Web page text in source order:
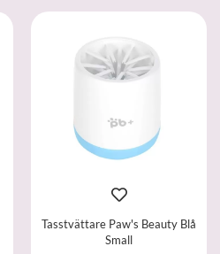
Tasstvättare Paw's Beauty Blå
Small